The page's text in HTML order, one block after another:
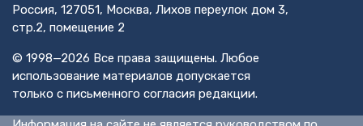
Россия, 127051, Москва, Лихов переулок дом 3,
стр.2, помещение 2
© 1998—2026 Все права защищены. Любое
использование материалов допускается
только с письменного согласия редакции.